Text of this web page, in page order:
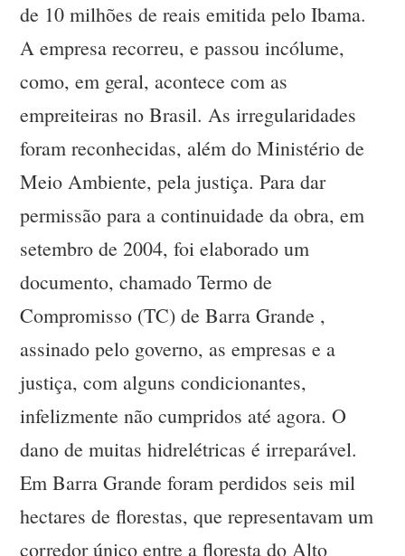
de 10 milhões de reais emitida pelo Ibama.
A empresa recorreu, e passou incólume,
como, em geral, acontece com as
empreiteiras no Brasil. As irregularidades
foram reconhecidas, além do Ministério de
Meio Ambiente, pela justiça. Para dar
permissão para a continuidade da obra, em
setembro de 2004, foi elaborado um
documento, chamado Termo de
Compromisso (TC) de Barra Grande ,
assinado pelo governo, as empresas e a
justiça, com alguns condicionantes,
infelizmente não cumpridos até agora. O
dano de muitas hidrelétricas é irreparável.
Em Barra Grande foram perdidos seis mil
hectares de florestas, que representavam um
corredor único entre a floresta do Alto